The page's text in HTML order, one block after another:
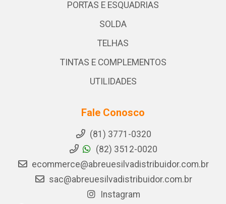
PORTAS E ESQUADRIAS
SOLDA
TELHAS
TINTAS E COMPLEMENTOS
UTILIDADES
Fale Conosco
(81) 3771-0320
(82) 3512-0020
ecommerce@abreuesilvadistribuidor.com.br
sac@abreuesilvadistribuidor.com.br
Instagram